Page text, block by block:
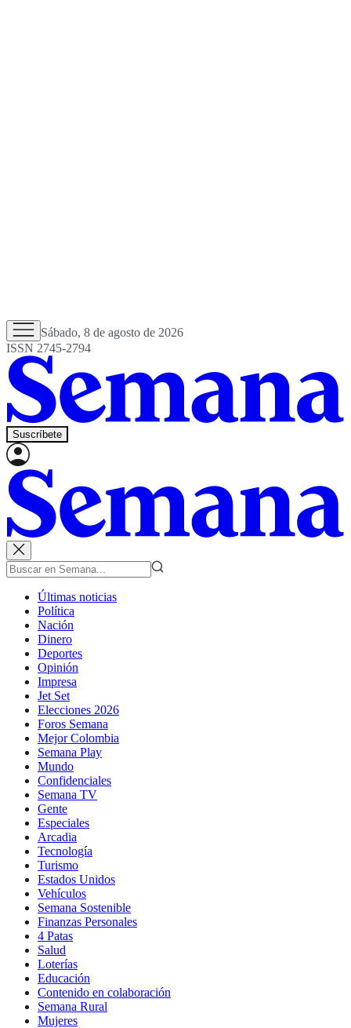
Sábado, 8 de agosto de 2026
ISSN 2745-2794
Suscríbete
Últimas noticias
Política
Nación
Dinero
Deportes
Opinión
Impresa
Jet Set
Elecciones 2026
Foros Semana
Mejor Colombia
Semana Play
Mundo
Confidenciales
Semana TV
Gente
Especiales
Arcadia
Tecnología
Turismo
Estados Unidos
Vehículos
Semana Sostenible
Finanzas Personales
4 Patas
Salud
Loterías
Educación
Contenido en colaboración
Semana Rural
Mujeres